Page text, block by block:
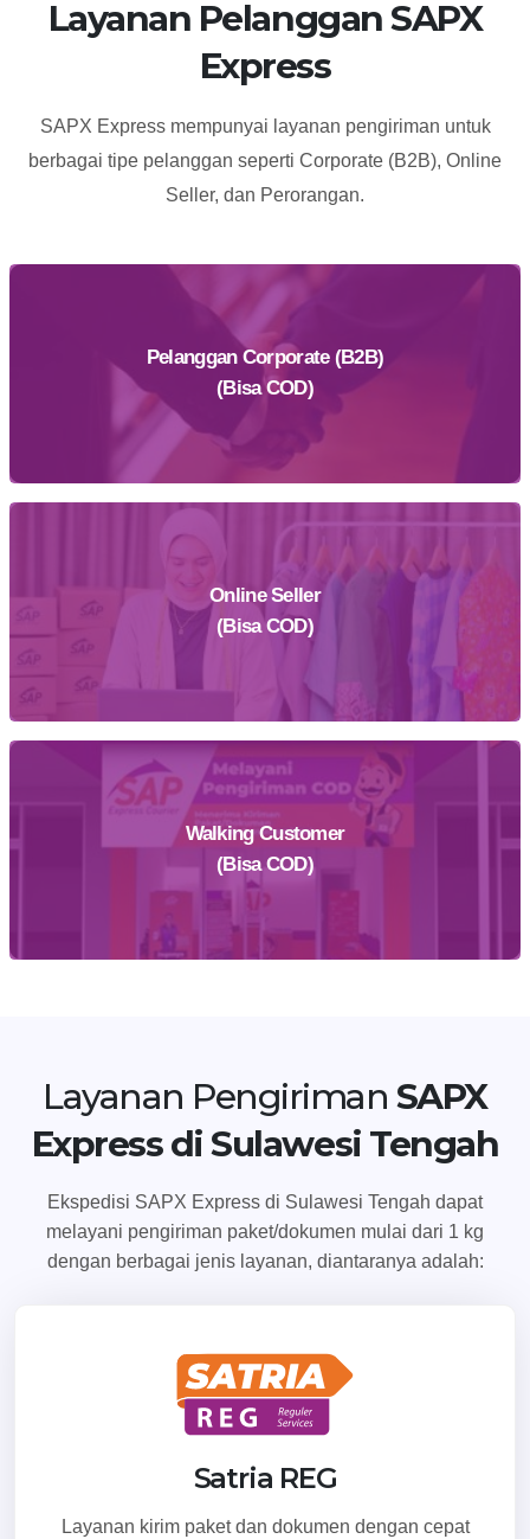
Layanan Pelanggan SAPX
Express
SAPX Express mempunyai layanan pengiriman untuk
berbagai tipe pelanggan seperti Corporate (B2B), Online
Seller, dan Perorangan.
Pelanggan Corporate (B2B)
(Bisa COD)
Daftar Sekarang
Online Seller
(Bisa COD)
Daftar Sekarang
Walking Customer
(Bisa COD)
Layanan Pengiriman SAPX
Express di Sulawesi Tengah
Ekspedisi SAPX Express di Sulawesi Tengah dapat
melayani pengiriman paket/dokumen mulai dari 1 kg
dengan berbagai jenis layanan, diantaranya adalah:
Satria REG
Layanan kirim paket dan dokumen dengan cepat